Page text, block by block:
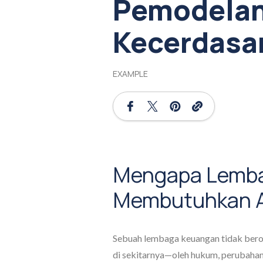
EXAMPLE
Mengapa
Membutuhkan
Sebuah lembaga keuangan tidak
di sekitarnya—oleh hukum,